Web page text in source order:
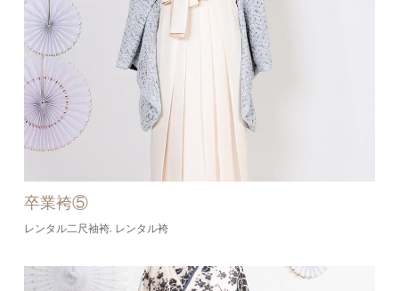
卒業袴⑤
レンタル二尺袖袴 レンタル袴